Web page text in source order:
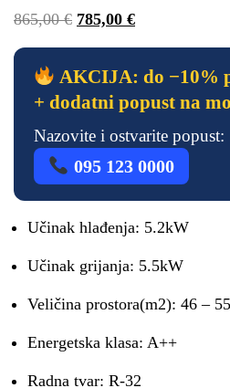
865,00€ 785,00 €
AKCIJA: do −10%
+ dodatni popust na
Nazovite i ostvarite popust:
095 123 0000
Učinak hlađenja: 5.2kW
Učinak grijanja: 5.5kW
Veličina prostora(m2): 46 – 55
Energetska klasa: A++
Radna tvar: R-32